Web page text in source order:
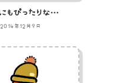
年賀状にもぴったりなお正月ひよこのイラスト
2014年12月9日